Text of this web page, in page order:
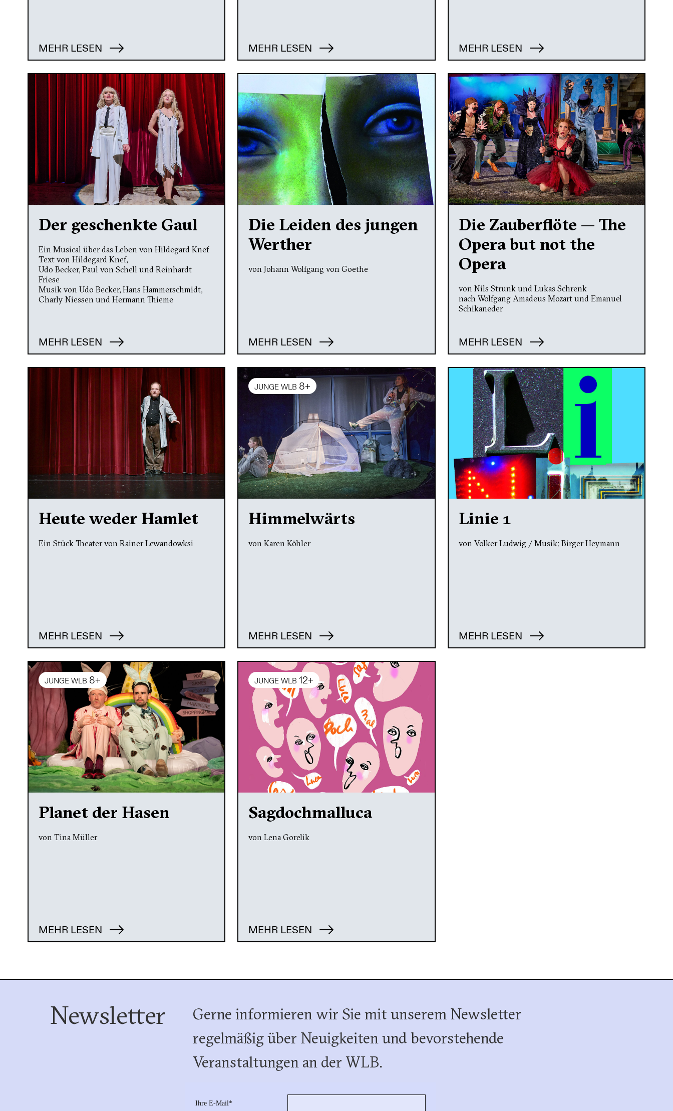
MEHR LESEN MEHR LESEN MEHR LESEN
Der geschenkte Gaul
Ein Musical über das Leben von Hildegard Knef
Text von Hildegard Knef,
Udo Becker, Paul von Schell und Reinhardt
Friese
Musik von Udo Becker, Hans Hammerschmidt,
Charly Niessen und Hermann Thieme
MEHR LESEN
Die Leiden des jungen
Werther
von Johann Wolfgang von Goethe
MEHR LESEN
Die Zauberflöte — The
Opera but not the
Opera
von Nils Strunk und Lukas Schrenk
nach Wolfgang Amadeus Mozart und Emanuel
Schikaneder
MEHR LESEN
Heute weder Hamlet
Ein Stück Theater von Rainer Lewandowksi
MEHR LESEN
JUNGE WLB 8+
Himmelwärts
von Karen Köhler
MEHR LESEN
Linie 1
von Volker Ludwig / Musik: Birger Heymann
MEHR LESEN
JUNGE WLB 8+
Planet der Hasen
von Tina Müller
MEHR LESEN
JUNGE WLB12+
Sagdochmalluca
von Lena Gorelik
MEHR LESEN
Newsletter
Gerne informieren wir Sie mit unserem Newsletter
regelmäßig über Neuigkeiten und bevorstehende
Veranstaltungen an der WLB.